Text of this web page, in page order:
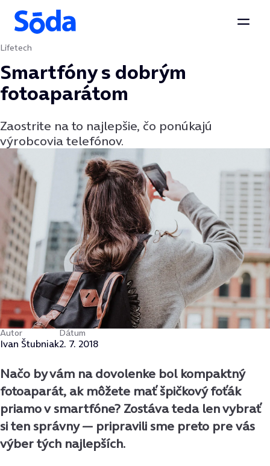
Preskočiť na obsah
Lifetech
Smartfóny s dobrým
fotoaparátom
Zaostrite na to najlepšie, čo ponúkajú
výrobcovia telefónov.
Autor
Ivan Štubniak
Dátum
2. 7. 2018
Načo by vám na dovolenke bol kompaktný
fotoaparát, ak môžete mať špičkový foťák
priamo v smartfóne? Zostáva teda len vybrať
si ten správny — pripravili sme preto pre vás
výber tých najlepších.